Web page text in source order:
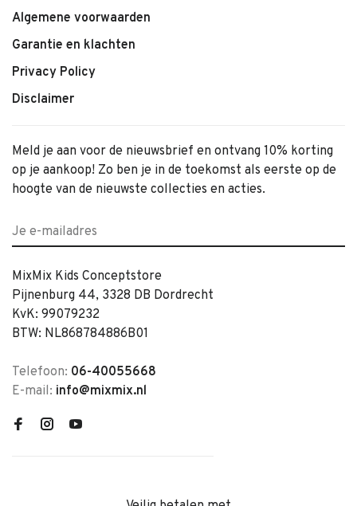
Algemene voorwaarden
Garantie en klachten
Privacy Policy
Disclaimer
Meld je aan voor de nieuwsbrief en ontvang 10% korting
op je aankoop! Zo ben je in de toekomst als eerste op de
hoogte van de nieuwste collecties en acties.
MixMix Kids Conceptstore
Pijnenburg 44, 3328 DB Dordrecht
KvK: 99079232
BTW: NL868784886B01
Telefoon: 06-40055668
E-mail: info@mixmix.nl